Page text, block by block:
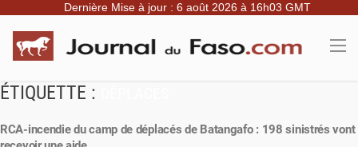
Dernière Mise à jour : 6 août 2026 à 16h03 GMT
ÉTIQUETTE :
RCA-incendie du camp de déplacés de Batangafo : 198 sinistrés vont